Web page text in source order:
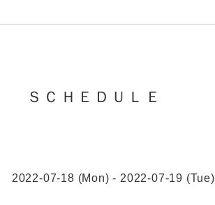
ＳＣＨＥＤＵＬＥ
2022-07-18 (Mon) - 2022-07-19 (Tue)